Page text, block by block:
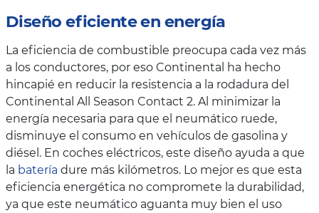
Diseño eficiente en energía
La eficiencia de combustible preocupa cada vez más
a los conductores, por eso Continental ha hecho
hincapié en reducir la resistencia a la rodadura del
Continental All Season Contact 2. Al minimizar la
energía necesaria para que el neumático ruede,
disminuye el consumo en vehículos de gasolina y
diésel. En coches eléctricos, este diseño ayuda a que
la batería dure más kilómetros. Lo mejor es que esta
eficiencia energética no compromete la durabilidad,
ya que este neumático aguanta muy bien el uso